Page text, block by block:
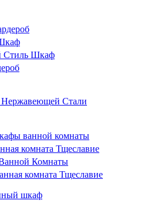
Шкаф
Стали
ванной комнаты
комната Тщеславие
Комнаты
комната Тщеславие
шкаф